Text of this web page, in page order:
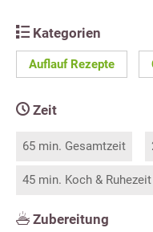
Kategorien
Auflauf Rezepte
Zeit
65 min. Gesamtzeit
45 min. Koch & Ruhezeit
Zubereitung